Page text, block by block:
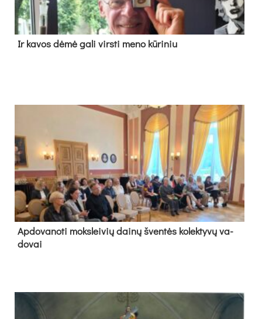
Ir ka­vos dė­mė ga­li virs­ti me­no kū­ri­niu
Ap­do­va­no­ti moks­lei­vių dai­nų šven­tės ko­lek­ty­vų va­
do­vai